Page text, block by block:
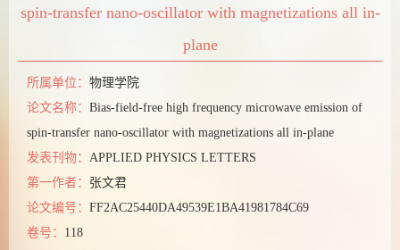
spin-transfer nano-oscillator with magnetizations all in-
plane
所属单位： 物理学院
论文名称： Bias-field-free high frequency microwave emission of
spin-transfer nano-oscillator with magnetizations all in-plane
发表刊物： APPLIED PHYSICS LETTERS
第一作者： 张文君
论文编号： FF2AC25440DA49539E1BA41981784C69
卷号： 118